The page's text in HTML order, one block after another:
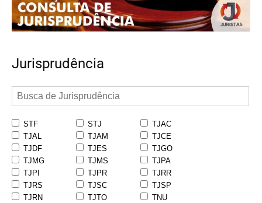
Jurisprudência
STF STJ
TJAC
TJAL
TJAM
TJCE
TJDF
TJES
TJGO
TJMG
TJMS
TJPA
TJPI
TJPR
TJRR
TJRS
TJSC
TJSP
TJRN
TJTO
TNU